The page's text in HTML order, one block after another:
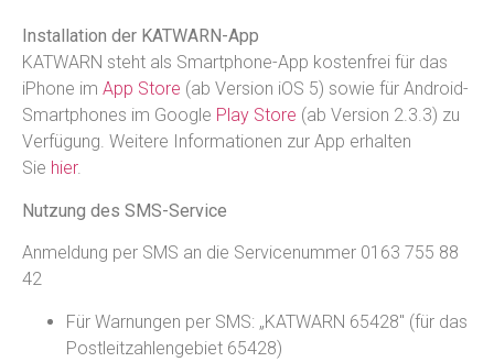
Installation der KATWARN-App
KATWARN steht als Smartphone-App kostenfrei für das
iPhone im App Store (ab Version iOS 5) sowie für Android-
Smartphones im Google Play Store (ab Version 2.3.3) zu
Verfügung. Weitere Informationen zur App erhalten
Sie hier.
Nutzung des SMS-Service
Anmeldung per SMS an die Servicenummer 0163 755 88
42
Für Warnungen per SMS: „KATWARN 65428″ (für das
Postleitzahlengebiet 65428)